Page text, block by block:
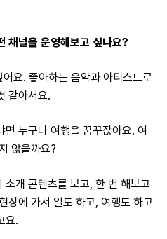
채널을 운영해보고 싶나요?
요. 좋아하는 음악과 아티스트로
같아서요.
면 누구나 여행을 꿈꾸잖아요. 여
않을까요?
소개 콘텐츠를 보고, 한 번 해보고
장에 가서 일도 하고, 여행도 하고
요.